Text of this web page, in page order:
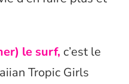
le surf, c’est le
Tropic Girls